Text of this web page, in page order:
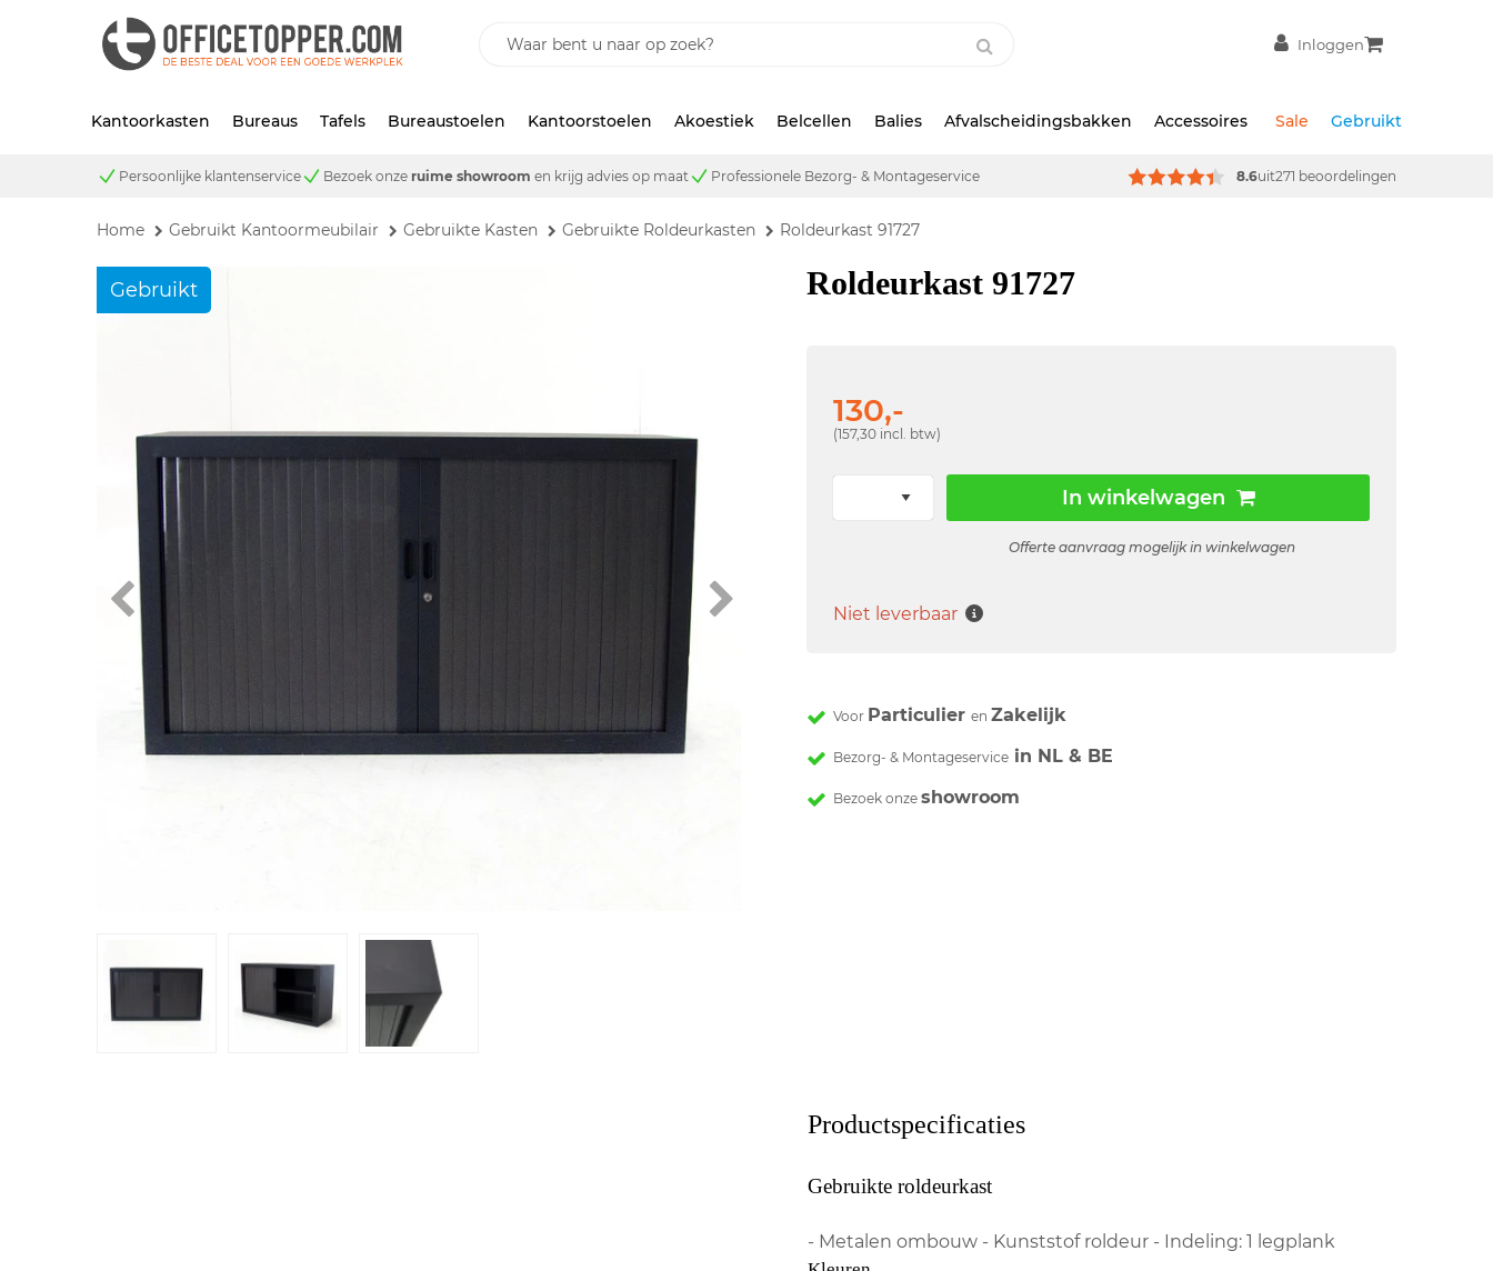
Inloggen
Kantoorkasten Bureaus Tafels Bureaustoelen Kantoorstoelen Akoestiek Belcellen Balies Afvalscheidingsbakken Accessoires Sale Gebruikt
Persoonlijke klantenservice Bezoek onze ruime showroom en krijg advies op maat Professionele Bezorg- & Montageservice 8.6uit271 beoordelingen
Home Gebruikt Kantoormeubilair Gebruikte Kasten Gebruikte Roldeurkasten Roldeurkast 91727
Gebruikt Roldeurkast 91727
130,-
(157,30 incl. btw)
In winkelwagen
Offerte aanvraag mogelijk in winkelwagen
Niet leverbaar
Voor ParticulierenZakelijk
Bezorg- & Montageservice in NL & BE
Bezoek onzeshowroom
Productspecificaties
Gebruikte roldeurkast
- Metalen ombouw - Kunststof roldeur - Indeling: 1 legplank